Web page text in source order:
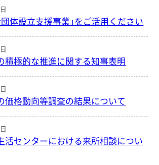
団体設立支援事業」をご活用ください
積極的な推進に関する知事表明
価格動向等調査の結果について
活センターにおける来所相談につい